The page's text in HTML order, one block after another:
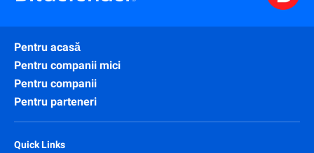
Pentru acasă
Pentru companii mici
Pentru companii
Pentru parteneri
Quick Links